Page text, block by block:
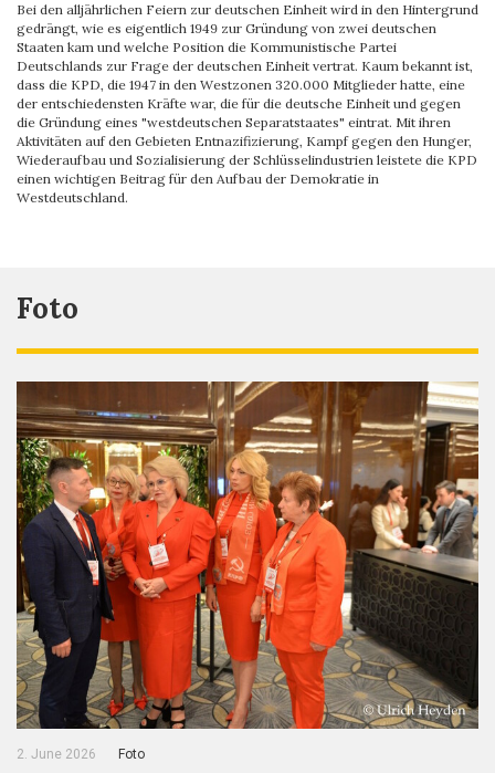
Bei den alljährlichen Feiern zur deutschen Einheit wird in den Hintergrund
gedrängt, wie es eigentlich 1949 zur Gründung von zwei deutschen
Staaten kam und welche Position die Kommunistische Partei
Deutschlands zur Frage der deutschen Einheit vertrat. Kaum bekannt ist,
dass die KPD, die 1947 in den Westzonen 320.000 Mitglieder hatte, eine
der entschiedensten Kräfte war, die für die deutsche Einheit und gegen
die Gründung eines "westdeutschen Separatstaates" eintrat. Mit ihren
Aktivitäten auf den Gebieten Entnazifizierung, Kampf gegen den Hunger,
Wiederaufbau und Sozialisierung der Schlüsselindustrien leistete die KPD
einen wichtigen Beitrag für den Aufbau der Demokratie in
Westdeutschland.
Foto
2. June 2026 Foto